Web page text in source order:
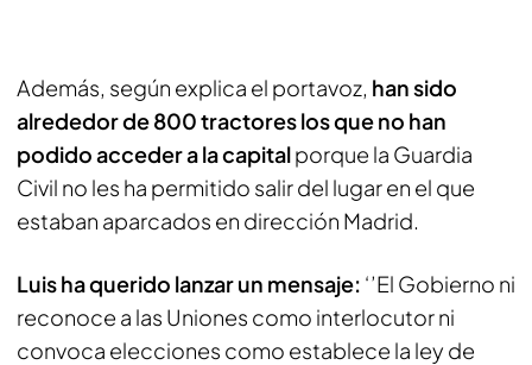
Además, según explica el portavoz, han sido
alrededor de 800 tractores los que no han
podido acceder a la capitalporque la Guardia
Civil no les ha permitido salir del lugar en el que
estaban aparcados en dirección Madrid.
Luis ha querido lanzar un mensaje: ‘’El Gobierno ni
reconoce a las Uniones como interlocutor ni
convoca elecciones como establece la ley de